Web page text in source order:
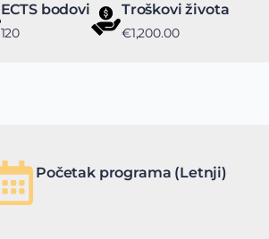
ECTS bodovi
120
Troškovi života
€1,200.00
Početak programa (Letnji)